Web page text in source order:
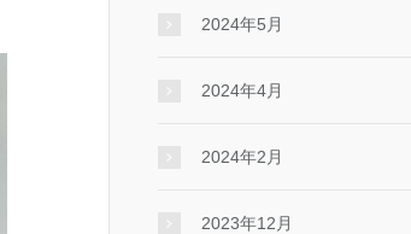
2024年5月
2024年4月
2024年2月
2023年12月